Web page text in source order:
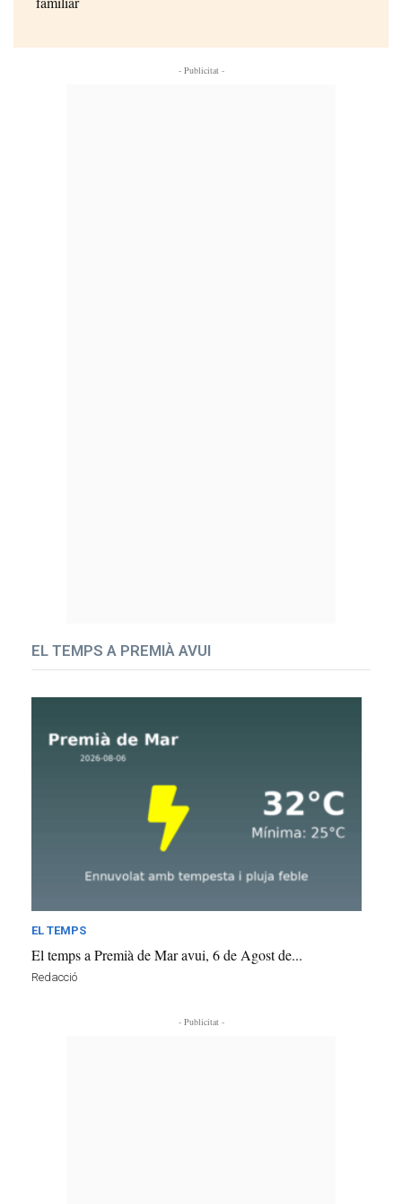
- Publicitat -
EL TEMPS A PREMIÀ AVUI
EL TEMPS
El temps a Premià de Mar avui, 6 de Agost de...
Redacció
- Publicitat -